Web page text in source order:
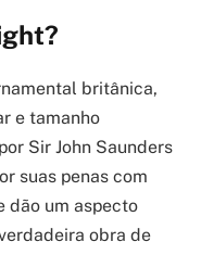
britânica,
e tamanho
Sir John Saunders
suas penas com
dão um aspecto
obra de